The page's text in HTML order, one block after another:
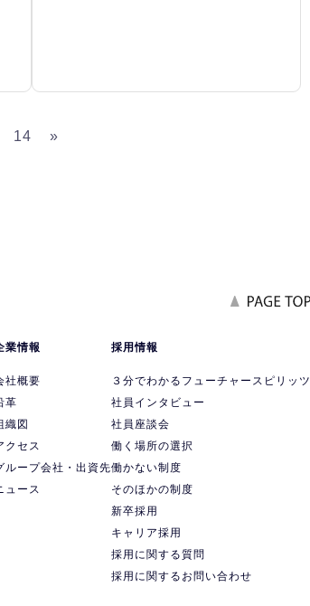
14 »
業情報
社概要
革
織図
クセス
ループ会社・出資先
ュース
採用情報
３分でわかるフューチャースピリッツ
社員インタビュー
社員座談会
働く場所の選択
働かない制度
そのほかの制度
新卒採用
キャリア採用
採用に関する質問
採用に関するお問い合わせ